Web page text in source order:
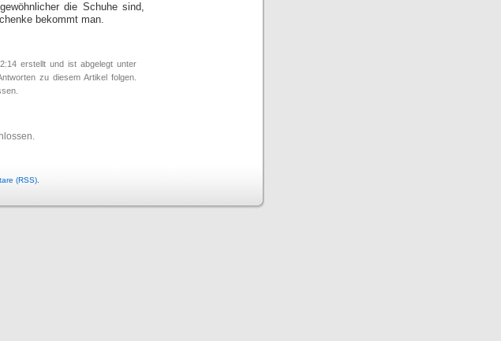
die Schuhe sind,
bekommt man.
erstellt und ist abgelegt unter
zu diesem Artikel folgen.
(RSS)